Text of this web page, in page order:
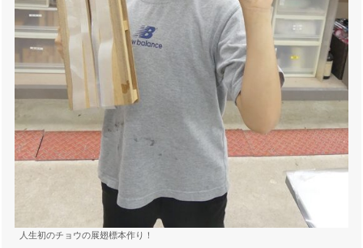
人生初のチョウの展翅標本作り！